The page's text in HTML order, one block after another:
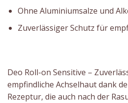
Ohne Aluminiumsalze und
Zuverlässiger Schutz für
Deo Roll-on Sensitive –
empfindliche Achselhaut dank
Rezeptur, die auch nach der